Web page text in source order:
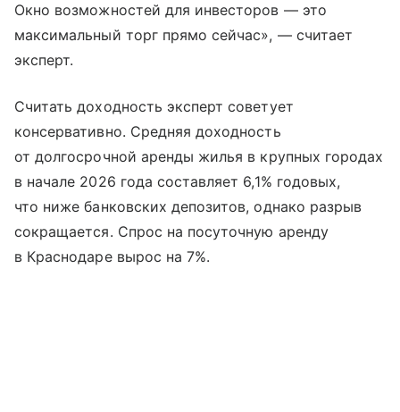
Окно возможностей для инвесторов — это
максимальный торг прямо сейчас», — считает
эксперт.
Считать доходность эксперт советует
консервативно. Средняя доходность
от долгосрочной аренды жилья в крупных городах
в начале 2026 года составляет 6,1% годовых,
что ниже банковских депозитов, однако разрыв
сокращается. Спрос на посуточную аренду
в Краснодаре вырос на 7%.